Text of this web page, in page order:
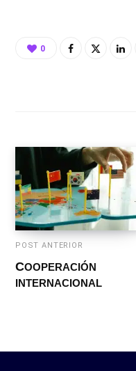
0
POST ANTERIOR
COOPERACIÓN
INTERNACIONAL